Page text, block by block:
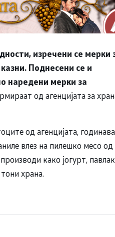
изречени се мерки
Поднесени се и
наредени мерки за
од агенцијата за
од агенцијата,
влез на пилешко месо од
како јогурт,
храна.